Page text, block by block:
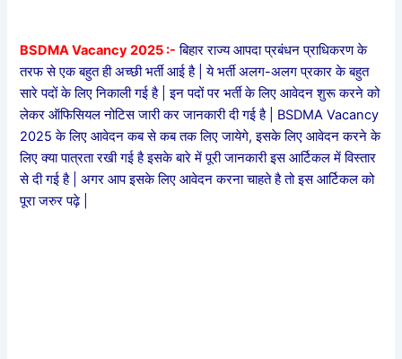
BSDMA Vacancy 2025 :- बिहार राज्य आपदा प्रबंधन प्राधिकरण के
तरफ से एक बहुत ही अच्छी भर्ती आई है | ये भर्ती अलग-अलग प्रकार के बहुत
सारे पदों के लिए निकाली गई है | इन पदों पर भर्ती के लिए आवेदन शुरू करने को
लेकर ऑफिसियल नोटिस जारी कर जानकारी दी गई है | BSDMA Vacancy
2025 के लिए आवेदन कब से कब तक लिए जायेगे, इसके लिए आवेदन करने के
लिए क्या पात्रता रखी गई है इसके बारे में पूरी जानकारी इस आर्टिकल में विस्तार
से दी गई है | अगर आप इसके लिए आवेदन करना चाहते है तो इस आर्टिकल को
पूरा जरुर पढ़े |